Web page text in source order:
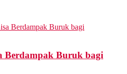
Berdampak Buruk bagi